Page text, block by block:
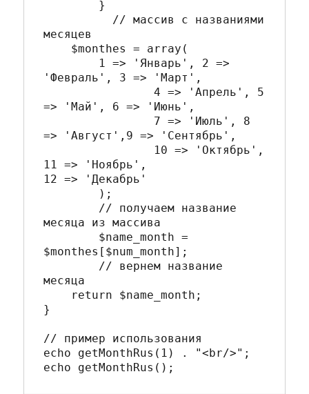
месяцев
'Февраль', 3 => 'Март',
		4 => 'Апрель', 5
=> 'Май', 6 => 'Июнь',
=> 'Август',9 => 'Сентябрь',
11 => 'Ноябрь',
12 => 'Декабрь'
месяца из массива
$monthes[$num_month];
месяца
}
// пример использования
echo getMonthRus(1) . "<br/>";